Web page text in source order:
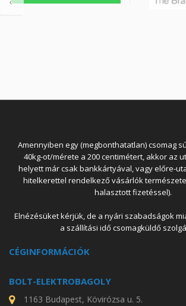
Amennyiben egy (megbonthatatlan) csomag
40kg-ot/mérete a 200 centimétert, akkor az
helyett már csak bankkártyával, vagy előre-
hitelkerettel rendelkező vásárlók
halasztott fizetéssel).
Elnézésüket kérjük, de a nyári szabadságok
a szállítási idő csomagküldő
CÉGINFORMÁCIÓK
BOLT-ELEKTROBAGOLY
1163 Budapest, Kövirózsa u. 5.